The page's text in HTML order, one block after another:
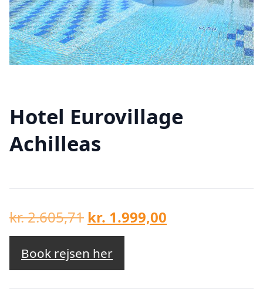
Hotel Eurovillage
Achilleas
kr.2.605,71 Den
oprindelige
pris
var:
kr. 2.605,71.
kr. 1.999,00
kr. 1.999,00.
Book rejsen her